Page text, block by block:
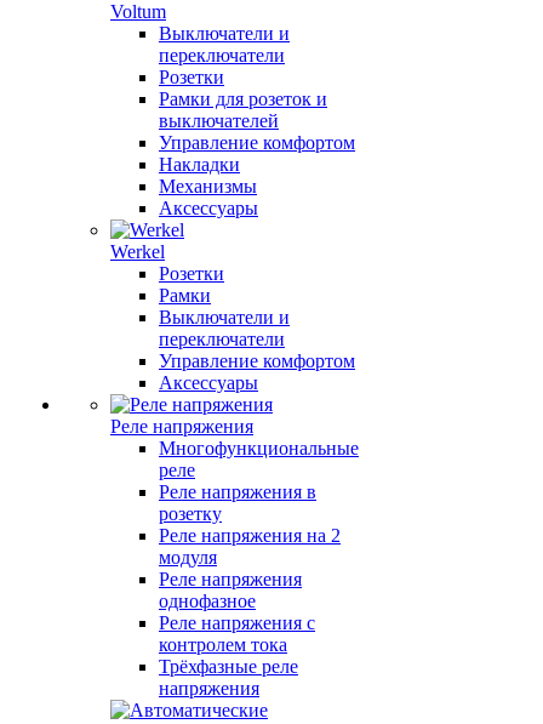
Voltum
Выключатели и
переключатели
Розетки
Рамки для розеток и
выключателей
Управление комфортом
Накладки
Механизмы
Аксессуары
Werkel
Розетки
Рамки
Выключатели и
переключатели
Управление комфортом
Аксессуары
Реле напряжения
Многофункциональные
реле
Реле напряжения в
розетку
Реле напряжения на 2
модуля
Реле напряжения
однофазное
Реле напряжения с
контролем тока
Трёхфазные реле
напряжения